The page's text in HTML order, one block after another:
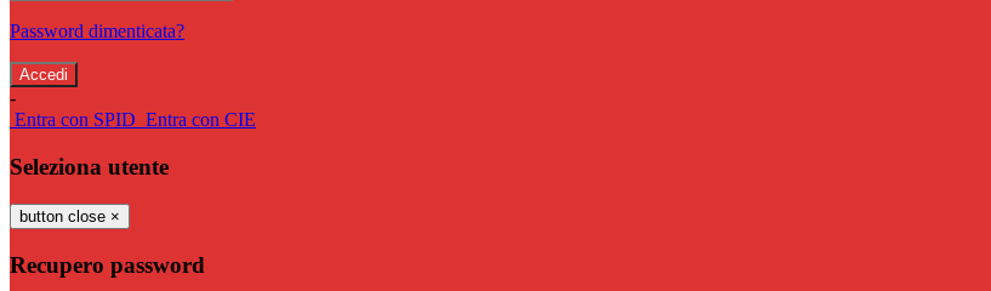
Password dimenticata?
-
Entra con SPID Entra con CIE
Seleziona utente
button close ×
Recupero password